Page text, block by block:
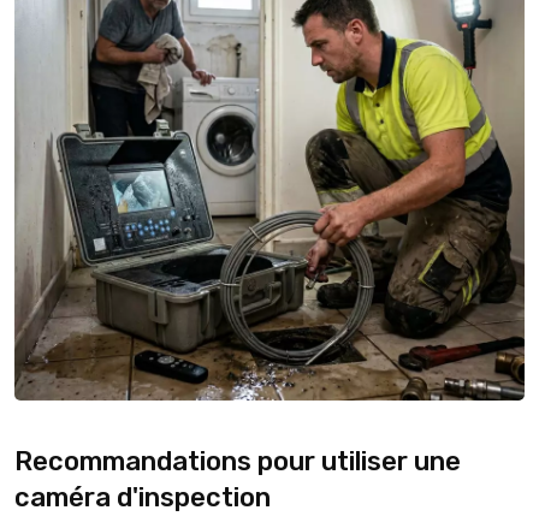
Recommandations pour utiliser une
caméra d'inspection